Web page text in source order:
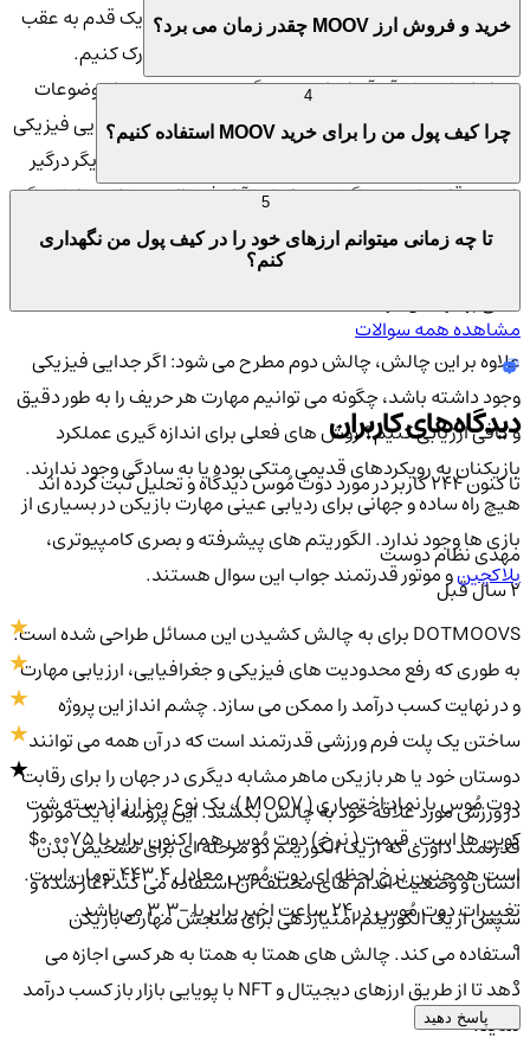
اما قبل از پرداختن به سرمایه گذاری در ورزش، باید یک قدم به عقب
برداریم و چالش های اصلی محدودکننده رقابت را درک کنیم.
همانطور که درک آن آسان است، بزرگترین محدودیت ها موضوعات
فیزیکی و جغرافیایی هستند. در بسیاری از ورزش ها، جدایی فیزیکی
و ویژگی های درونی بازی باعث می شود که بازیکنان با یکدیگر درگیر
شده و رقابت کنند. چگونه دو بازیکن آزاد فوتبال می توانند با یکدیگر
رقابت کنند؟ اگر آن ها در نقاط مختلف جهان بازی کنند چه می شود؟
چگونه دو رقصنده می توانند یکدیگر را به چالش بکشند و بدانند چه
کسی بهتر عمل کرده است؟
علاوه بر این چالش، چالش دوم مطرح می شود: اگر جدایی فیزیکی
وجود داشته باشد، چگونه می توانیم مهارت هر حریف را به طور دقیق
و کافی ارزیابی کنیم؟ روش های فعلی برای اندازه گیری عملکرد
بازیکنان به رویکردهای قدیمی متکی بوده یا به سادگی وجود ندارند.
هیچ راه ساده و جهانی برای ردیابی عینی مهارت بازیکن در بسیاری از
بازی ها وجود ندارد. الگوریتم های پیشرفته و بصری کامپیوتری،
بلاکچینو موتور قدرتمند جواب این سوال هستند.
DOTMOOVS برای به چالش کشیدن این مسائل طراحی شده است.
به طوری که رفع محدودیت های فیزیکی و جغرافیایی، ارزیابی مهارت
و در نهایت کسب درآمد را ممکن می سازد. چشم انداز این پروژه
ساختن یک پلت فرم ورزشی قدرتمند است که در آن همه می توانند
دوستان خود یا هر بازیکن ماهر مشابه دیگری در جهان را برای رقابت
در ورزش مورد علاقه خود به چالش بکشند. این پروسه با یک موتور
قدرتمند داوری که از یک الگوریتم دو مرحله ای برای تشخیص بدن
انسان و وضعیت اندام های مختلف آن استفاده می کند آغاز شده و
سپس از یک الگوریتم امتیازدهی برای سنجش مهارت بازیکن
استفاده می کند. چالش های همتا به همتا به هر کسی اجازه می
دهد تا از طریق ارزهای دیجیتال و NFT با پویایی بازار باز کسب درآمد
نماید.
خرید و فروش ارز MOOV چقدر زمان می برد؟
چرا کیف پول من را برای خرید MOOV استفاده کنیم؟
تا چه زمانی میتوانم ارزهای خود را در کیف پول من نگهداری
کنم؟
مشاهده همه سوالات
دیدگاه‌های کاربران
تا کنون 244 کاربر در مورد دوت مُوسدیدگاه و تحلیل ثبت کرده اند
مهدی نظام دوست
2 سال قبل
دوت مُوس با نماد اختصاری ( MOOV )، یک نوع رمز ارز از دسته شت
کوین ها است. قیمت ( نرخ ) دوت مُوس هم اکنون برابر با 0.0075$
است همچنین نرخ لحظه ای دوت مُوس معادل 443.4 تومان است.
تغییرات دوت مُوس در ۲۴ ساعت اخیر برابر با -3.3 می‌باشد.
پاسخ دهید